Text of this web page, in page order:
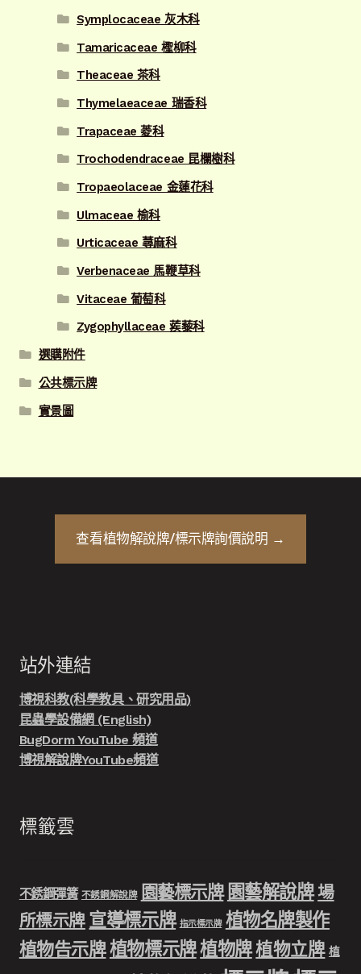
Symplocaceae 灰木科
Tamaricaceae 檉柳科
Theaceae 茶科
Thymelaeaceae 瑞香科
Trapaceae 菱科
Trochodendraceae 昆欄樹科
Tropaeolaceae 金蓮花科
Ulmaceae 榆科
Urticaceae 蕁麻科
Verbenaceae 馬鞭草科
Vitaceae 葡萄科
Zygophyllaceae 蒺藜科
選購附件
公共標示牌
實景圖
查看植物解說牌/標示牌詢價說明 →
站外連結
博視科教(科學教具、研究用品)
昆蟲學設備網 (English)
BugDorm YouTube 頻道
博視解說牌YouTube頻道
標籤雲
不銹鋼彈簧 不銹鋼解說牌 園藝標示牌 園藝解說牌場
所標示牌 宣導標示牌 指示標示牌 植物名牌製作
植物告示牌植物標示牌植物牌植物立牌 植